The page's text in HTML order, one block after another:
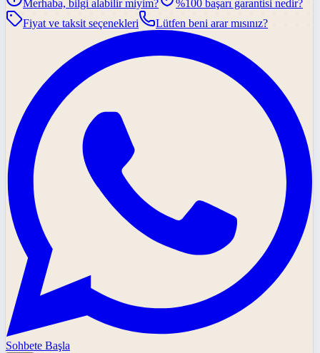
Merhaba, bilgi alabilir miyim?
%100 başarı garantisi nedir?
Fiyat ve taksit seçenekleri
Lütfen beni arar mısınız?
Sohbete Başla